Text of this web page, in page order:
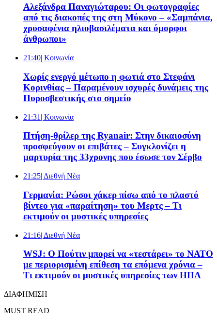
Αλεξάνδρα Παναγιώταρου: Οι φωτογραφίες
από τις διακοπές της στη Μύκονο – «Σαμπάνια,
χρυσαφένια ηλιοβασιλέματα και όμορφοι
άνθρωποι»
21:40| Κοινωνία
Χωρίς ενεργό μέτωπο η φωτιά στο Στεφάνι
Κορινθίας – Παραμένουν ισχυρές δυνάμεις της
Πυροσβεστικής στο σημείο
21:31 | Κοινωνία
Πτήση-θρίλερ της Ryanair: Στην δικαιοσύνη
προσφεύγουν οι επιβάτες – Συγκλονίζει η
μαρτυρία της 33χρονης που έσωσε τον Σέρβο
21:25| Διεθνή Νέα
Γερμανία: Ρώσοι χάκερ πίσω από το πλαστό
βίντεο για «παραίτηση» του Μερτς – Τι
εκτιμούν οι μυστικές υπηρεσίες
21:16| Διεθνή Νέα
WSJ: Ο Πούτιν μπορεί να «τεστάρει» το ΝΑΤΟ
με περιορισμένη επίθεση τα επόμενα χρόνια –
Τι εκτιμούν οι μυστικές υπηρεσίες των ΗΠΑ
ΔΙΑΦΗΜΙΣΗ
MUST READ